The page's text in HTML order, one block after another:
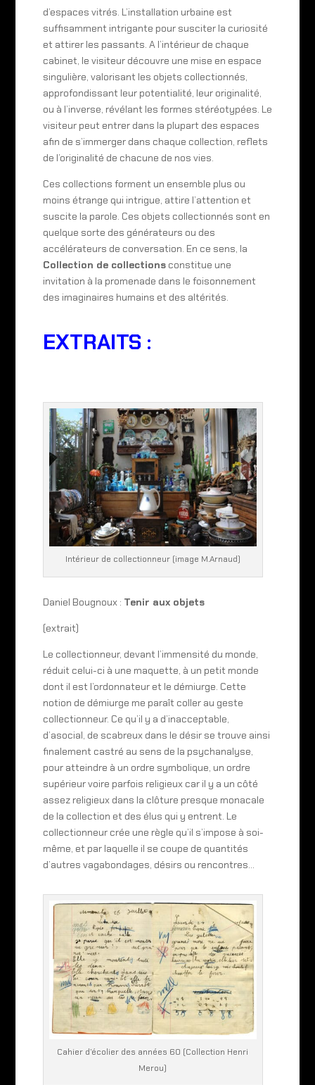
d’espaces vitrés. L’installation urbaine est
suffisamment intrigante pour susciter la curiosité
et attirer les passants. A l’intérieur de chaque
cabinet, le visiteur découvre une mise en espace
singulière, valorisant les objets collectionnés,
approfondissant leur potentialité, leur originalité,
ou à l’inverse, révélant les formes stéréotypées. Le
visiteur peut entrer dans la plupart des espaces
afin de s’immerger dans chaque collection, reflets
de l’originalité de chacune de nos vies.
Ces collections forment un ensemble plus ou
moins étrange qui intrigue, attire l’attention et
suscite la parole. Ces objets collectionnés sont en
quelque sorte des générateurs ou des
accélérateurs de conversation. En ce sens, la
Collection de collectionsconstitue une
invitation à la promenade dans le foisonnement
des imaginaires humains et des altérités.
EXTRAITS :
Intérieur de collectionneur (image M.Arnaud)
Daniel Bougnoux : Tenir aux objets
(extrait)
Le collectionneur, devant l’immensité du monde,
réduit celui-ci à une maquette, à un petit monde
dont il est l’ordonnateur et le démiurge. Cette
notion de démiurge me paraît coller au geste
collectionneur. Ce qu’il y a d’inacceptable,
d’asocial, de scabreux dans le désir se trouve ainsi
finalement castré au sens de la psychanalyse,
pour atteindre à un ordre symbolique, un ordre
supérieur voire parfois religieux car il y a un côté
assez religieux dans la clôture presque monacale
de la collection et des élus qui y entrent. Le
collectionneur crée une règle qu’il s’impose à soi-
même, et par laquelle il se coupe de quantités
d’autres vagabondages, désirs ou rencontres…
Cahier d’écolier des années 60 (Collection Henri
Merou)